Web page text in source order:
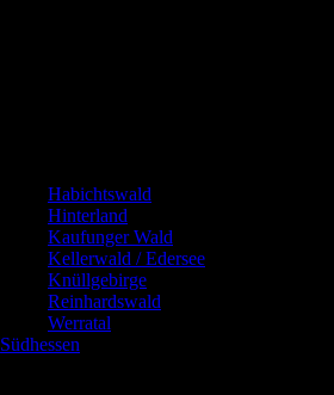
Habichtswald
Hinterland
Kaufunger Wald
Kellerwald / Edersee
Knüllgebirge
Reinhardswald
Werratal
Südhessen